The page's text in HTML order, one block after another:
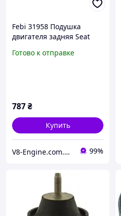
Febi 31958 Подушка
двигателя задняя Seat
Altea XL; Volkswagen
Готово к отправке
787₴
Купить
V8-Engine.com.ua Авто-расходники 99%